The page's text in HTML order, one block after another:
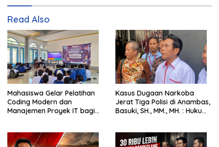
Read Also
Mahasiswa Gelar Pelatihan
Coding Modern dan
Manajemen Proyek IT bagi
Kasus Dugaan Narkoba
Jerat Tiga Polisi di Anambas,
Basuki, SH., MM., MH. : Hukum